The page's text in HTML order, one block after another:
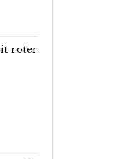
roter